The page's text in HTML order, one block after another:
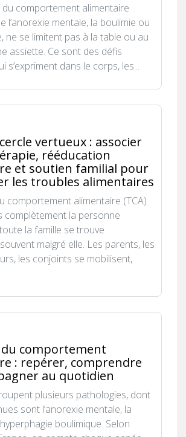
comportement alimentaire
l’anorexie mentale, la boulimie ou
ne se limitent pas à la table ou au
assiette. Ce sont des défis
s’expriment dans le corps, les...
vertueux : associer
rééducation
et soutien familial pour
les troubles alimentaires
comportement alimentaire (TCA)
complètement la personne
la famille se trouve
malgré elle. Les parents, les
les conjoints se mobilisent,
comportement
: repérer, comprendre
au quotidien
plusieurs pathologies, dont
sont l’anorexie mentale, la
boulimique. Selon